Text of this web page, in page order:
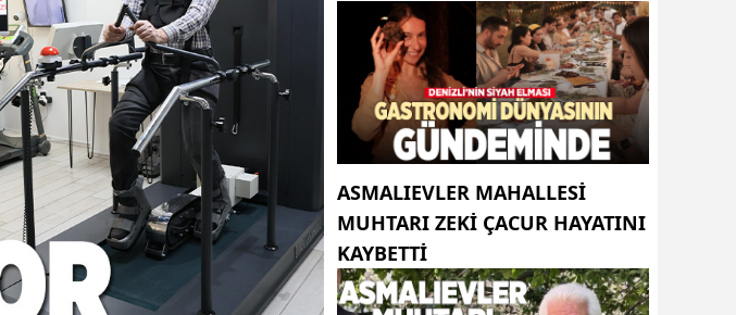
ASMALIEVLER MAHALLESI
MUHTARI ZEKI ÇACUR HAYATINI
KAYBETTI